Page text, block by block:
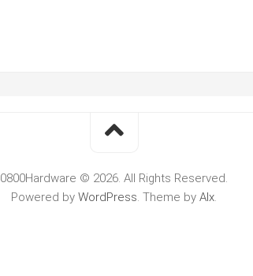
0800Hardware © 2026. All Rights Reserved.
Powered by WordPress. Theme by Alx.